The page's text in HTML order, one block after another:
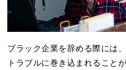
ブラック企業を辞める際には
トラブルに巻き込まれること